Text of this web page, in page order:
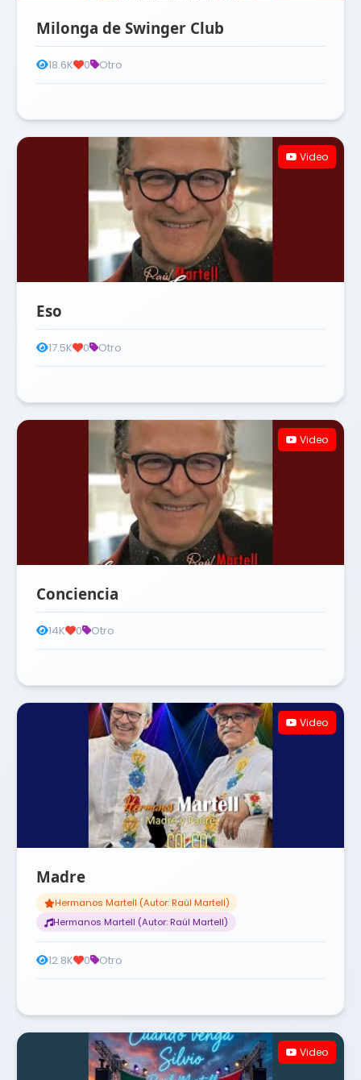
Milonga de Swinger Club
18.6K 0 Otro
Video
Eso
17.5K 0 Otro
Video
Conciencia
14K 0 Otro
Video
Madre
Hermanos Martell (Autor: Raúl Martell)
Hermanos Martell (Autor: Raúl Martell)
12.8K 0 Otro
Video